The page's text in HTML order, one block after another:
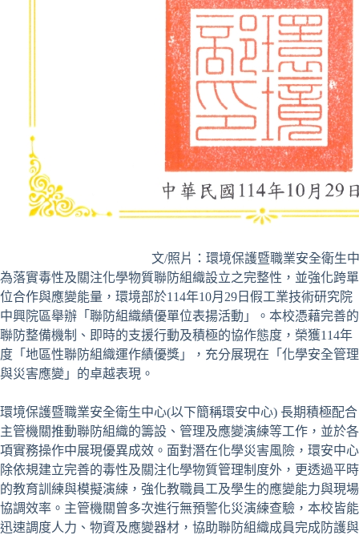
文/照片：環境保護暨職業安全衛生
為落實毒性及關注化學物質聯防組織設立之完整性，並強化跨單
位合作與應變能量，環境部於114年10月29日假工業技術研究院
中興院區舉辦「聯防組織績優單位表揚活動」。本校憑藉完善的
聯防整備機制、即時的支援行動及積極的協作態度，榮獲114年
度「地區性聯防組織運作績優獎」，充分展現在「化學安全管理
與災害應變」的卓越表現。
環境保護暨職業安全衛生中心(以下簡稱環安中心) 長期積極配合
主管機關推動聯防組織的籌設、管理及應變演練等工作，並於各
項實務操作中展現優異成效。面對潛在化學災害風險，環安中心
除依規建立完善的毒性及關注化學物質管理制度外，更透過平時
的教育訓練與模擬演練，強化教職員工及學生的應變能力與現場
協調效率。主管機關曾多次進行無預警化災演練查驗，本校皆能
迅速調度人力、物資及應變器材，協助聯防組織成員完成防護與